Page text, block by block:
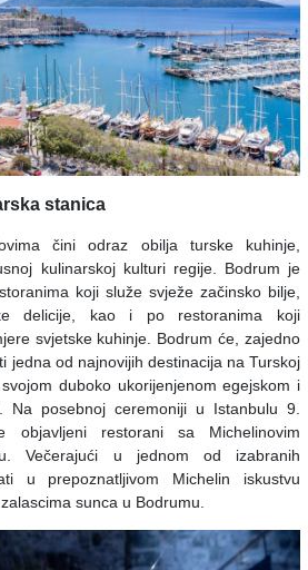
stanica
čini odraz obilja turske kuhinje,
kulinarskoj kulturi regije. Bodrum je
koji služe svježe začinsko bilje,
delicije, kao i po restoranima koji
svjetske kuhinje. Bodrum će, zajedno
jedna od najnovijih destinacija na Turskoj
duboko ukorijenjenom egejskom i
Na posebnoj ceremoniji u Istanbulu 9.
objavljeni restorani sa Michelinovim
Večerajući u jednom od izabranih
u prepoznatljivom Michelin iskustvu
sunca u Bodrumu.